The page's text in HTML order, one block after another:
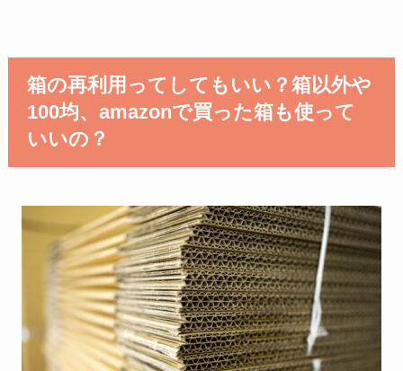
箱の再利用ってしてもいい？箱以外や
100均、amazonで買った箱も使って
いいの？